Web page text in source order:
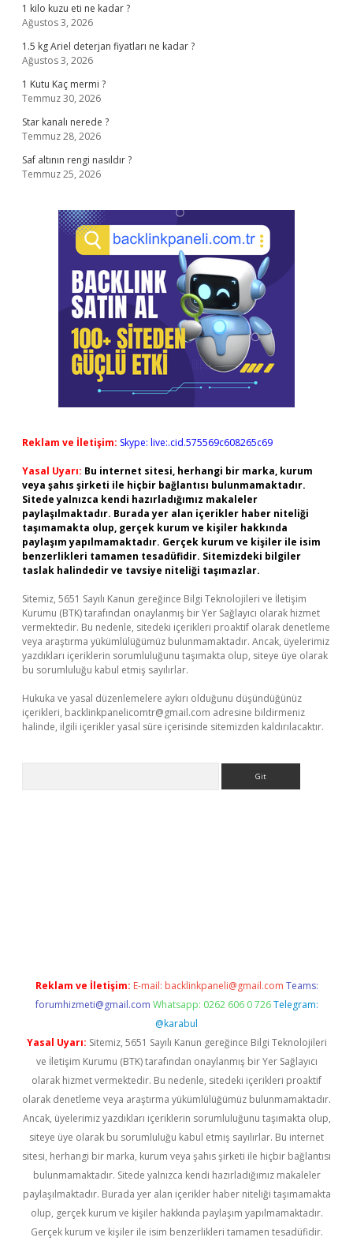
1 kilo kuzu eti ne kadar ?
Ağustos 3, 2026
1.5 kg Ariel deterjan fiyatları ne kadar ?
Ağustos 3, 2026
1 Kutu Kaç mermi ?
Temmuz 30, 2026
Star kanalı nerede ?
Temmuz 28, 2026
Saf altının rengi nasıldır ?
Temmuz 25, 2026
Reklam ve İletişim: Skype: live:.cid.575569c608265c69
Yasal Uyarı: Bu internet sitesi, herhangi bir marka, kurum
veya şahıs şirketi ile hiçbir bağlantısı bulunmamaktadır.
Sitede yalnızca kendi hazırladığımız makaleler
paylaşılmaktadır. Burada yer alan içerikler haber niteliği
taşımamakta olup, gerçek kurum ve kişiler hakkında
paylaşım yapılmamaktadır. Gerçek kurum ve kişiler ile isim
benzerlikleri tamamen tesadüfidir. Sitemizdeki bilgiler
taslak halindedir ve tavsiye niteliği taşımazlar.
Sitemiz, 5651 Sayılı Kanun gereğince Bilgi Teknolojileri ve İletişim
Kurumu (BTK) tarafından onaylanmış bir Yer Sağlayıcı olarak hizmet
vermektedir. Bu nedenle, sitedeki içerikleri proaktif olarak denetleme
veya araştırma yükümlülüğümüz bulunmamaktadır. Ancak, üyelerimiz
yazdıkları içeriklerin sorumluluğunu taşımakta olup, siteye üye olarak
bu sorumluluğu kabul etmiş sayılırlar.
Hukuka ve yasal düzenlemelere aykırı olduğunu düşündüğünüz
içerikleri, backlinkpanelicomtr@gmail.com adresine bildirmeniz
halinde, ilgili içerikler yasal süre içerisinde sitemizden kaldırılacaktır.
Reklam ve İletişim: E-mail: backlinkpaneli@gmail.com Teams:
forumhizmeti@gmail.com Whatsapp: 0262 606 0 726 Telegram:
@karabul
Yasal Uyarı: Sitemiz, 5651 Sayılı Kanun gereğince Bilgi Teknolojileri
ve İletişim Kurumu (BTK) tarafından onaylanmış bir Yer Sağlayıcı
olarak hizmet vermektedir. Bu nedenle, sitedeki içerikleri proaktif
olarak denetleme veya araştırma yükümlülüğümüz bulunmamaktadır.
Ancak, üyelerimiz yazdıkları içeriklerin sorumluluğunu taşımakta olup,
siteye üye olarak bu sorumluluğu kabul etmiş sayılırlar. Bu internet
sitesi, herhangi bir marka, kurum veya şahıs şirketi ile hiçbir bağlantısı
bulunmamaktadır. Sitede yalnızca kendi hazırladığımız makaleler
paylaşılmaktadır. Burada yer alan içerikler haber niteliği taşımamakta
olup, gerçek kurum ve kişiler hakkında paylaşım yapılmamaktadır.
Gerçek kurum ve kişiler ile isim benzerlikleri tamamen tesadüfidir.